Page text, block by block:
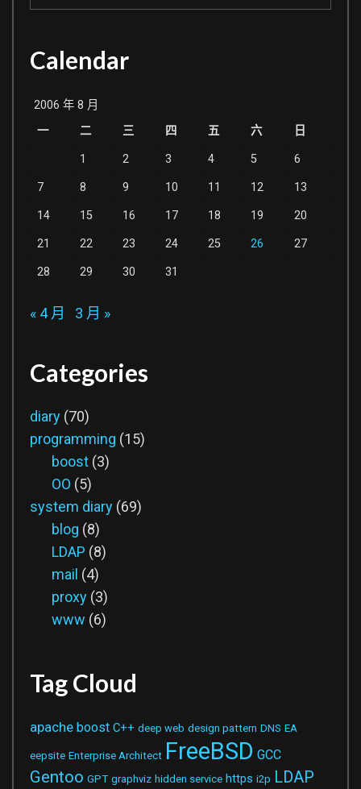
台
相
Calendar
2006 年 8 月
一
二 三 四 五 六 日
1 2 3 4 5 6
7 8 9 10 11 12 13
14 15 16 17 18 19 20
21 22 23 24 25 26 27
28 29 30 31
« 4 月 3 月 »
Categories
diary (70)
programming (15)
boost (3)
OO (5)
system diary (69)
blog (8)
LDAP (8)
mail (4)
proxy (3)
www (6)
Tag Cloud
apache boost C++ deep web design pattern DNS EA
eepsite Enterprise Architect FreeBSD GCC
Gentoo GPT graphviz hidden service https i2p LDAP